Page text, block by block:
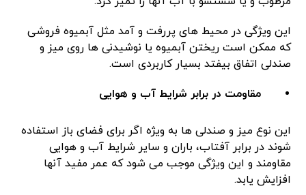
این ویژگی در محیط های پررفت و آمد مثل آبمیوه فروشی
که ممکن است ریختن آبمیوه یا نوشیدنی ها روی میز و
صندلی اتفاق بیفتد بسیار کاربردی است.
مقاومت در برابر شرایط آب و هوایی
این نوع میز و صندلی ها به ویژه اگر برای فضای باز استفاده
شوند در برابر آفتاب، باران و سایر شرایط آب و هوایی
مقاومند و این ویژگی موجب می شود که عمر مفید آنها
افزایش یابد.